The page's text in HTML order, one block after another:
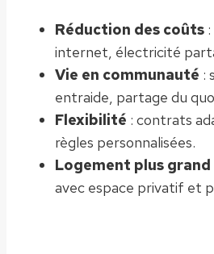
Réduction des coûts
internet, électricité
Vie en communauté :
entraide, partage du
Flexibilité : contrats
règles personnalisées.
Logement plus grand
avec espace privatif et